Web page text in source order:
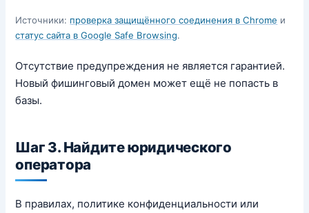
Источники: проверка защищённого соединения в Chrome и
статус сайта в Google Safe Browsing.
Отсутствие предупреждения не является гарантией.
Новый фишинговый домен может ещё не попасть в
базы.
Шаг 3. Найдите юридического
оператора
В правилах, политике конфиденциальности или